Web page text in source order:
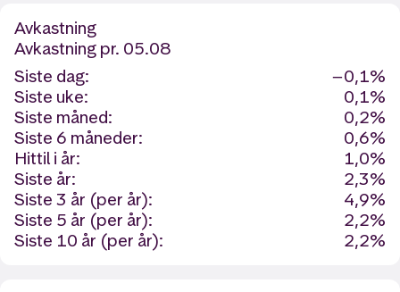
Avkastning
Avkastning pr. 05.08
Siste dag:
−0,1%
Siste uke:
0,1%
Siste måned:
0,2%
Siste 6 måneder:
0,6%
Hittil i år:
1,0%
Siste år:
2,3%
Siste 3 år (per år):
4,9%
Siste 5 år (per år):
2,2%
Siste 10 år (per år):
2,2%